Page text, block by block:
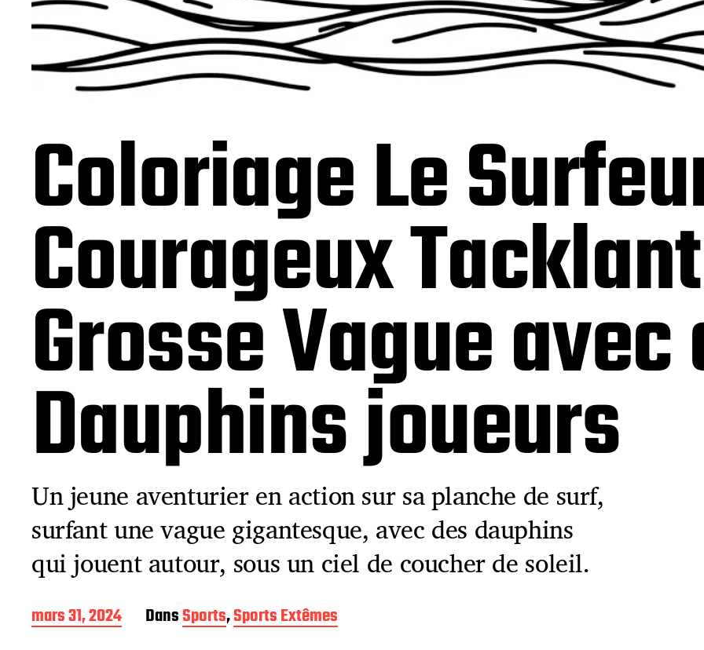
Coloriage Le
Courageux
Grosse Vague
Dauphins joueurs
Un jeune aventurier en action sur sa planche de surf,
surfant une vague gigantesque, avec des dauphins
qui jouent autour, sous un ciel de coucher de soleil.
D
a
mars 31, 2024 DansSports,Sports Extêmes